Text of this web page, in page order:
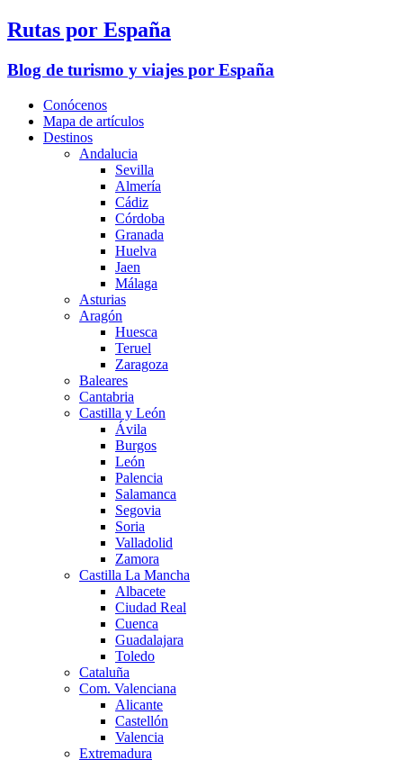
Rutas por España
Blog de turismo y viajes por España
Conócenos
Mapa de artículos
Destinos
Andalucia
Sevilla
Almería
Cádiz
Córdoba
Granada
Huelva
Jaen
Málaga
Asturias
Aragón
Huesca
Teruel
Zaragoza
Baleares
Cantabria
Castilla y León
Ávila
Burgos
León
Palencia
Salamanca
Segovia
Soria
Valladolid
Zamora
Castilla La Mancha
Albacete
Ciudad Real
Cuenca
Guadalajara
Toledo
Cataluña
Com. Valenciana
Alicante
Castellón
Valencia
Extremadura